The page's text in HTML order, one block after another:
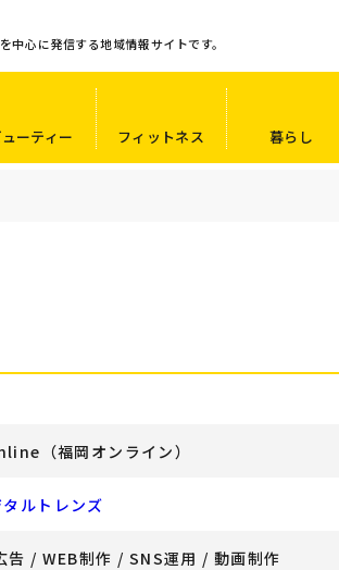
心に発信する地域情報サイトです。
ューティー フィットネス 暮らし
（福岡オンライン）
ルトレンズ
告 / WEB制作 / SNS運用 / 動画制作